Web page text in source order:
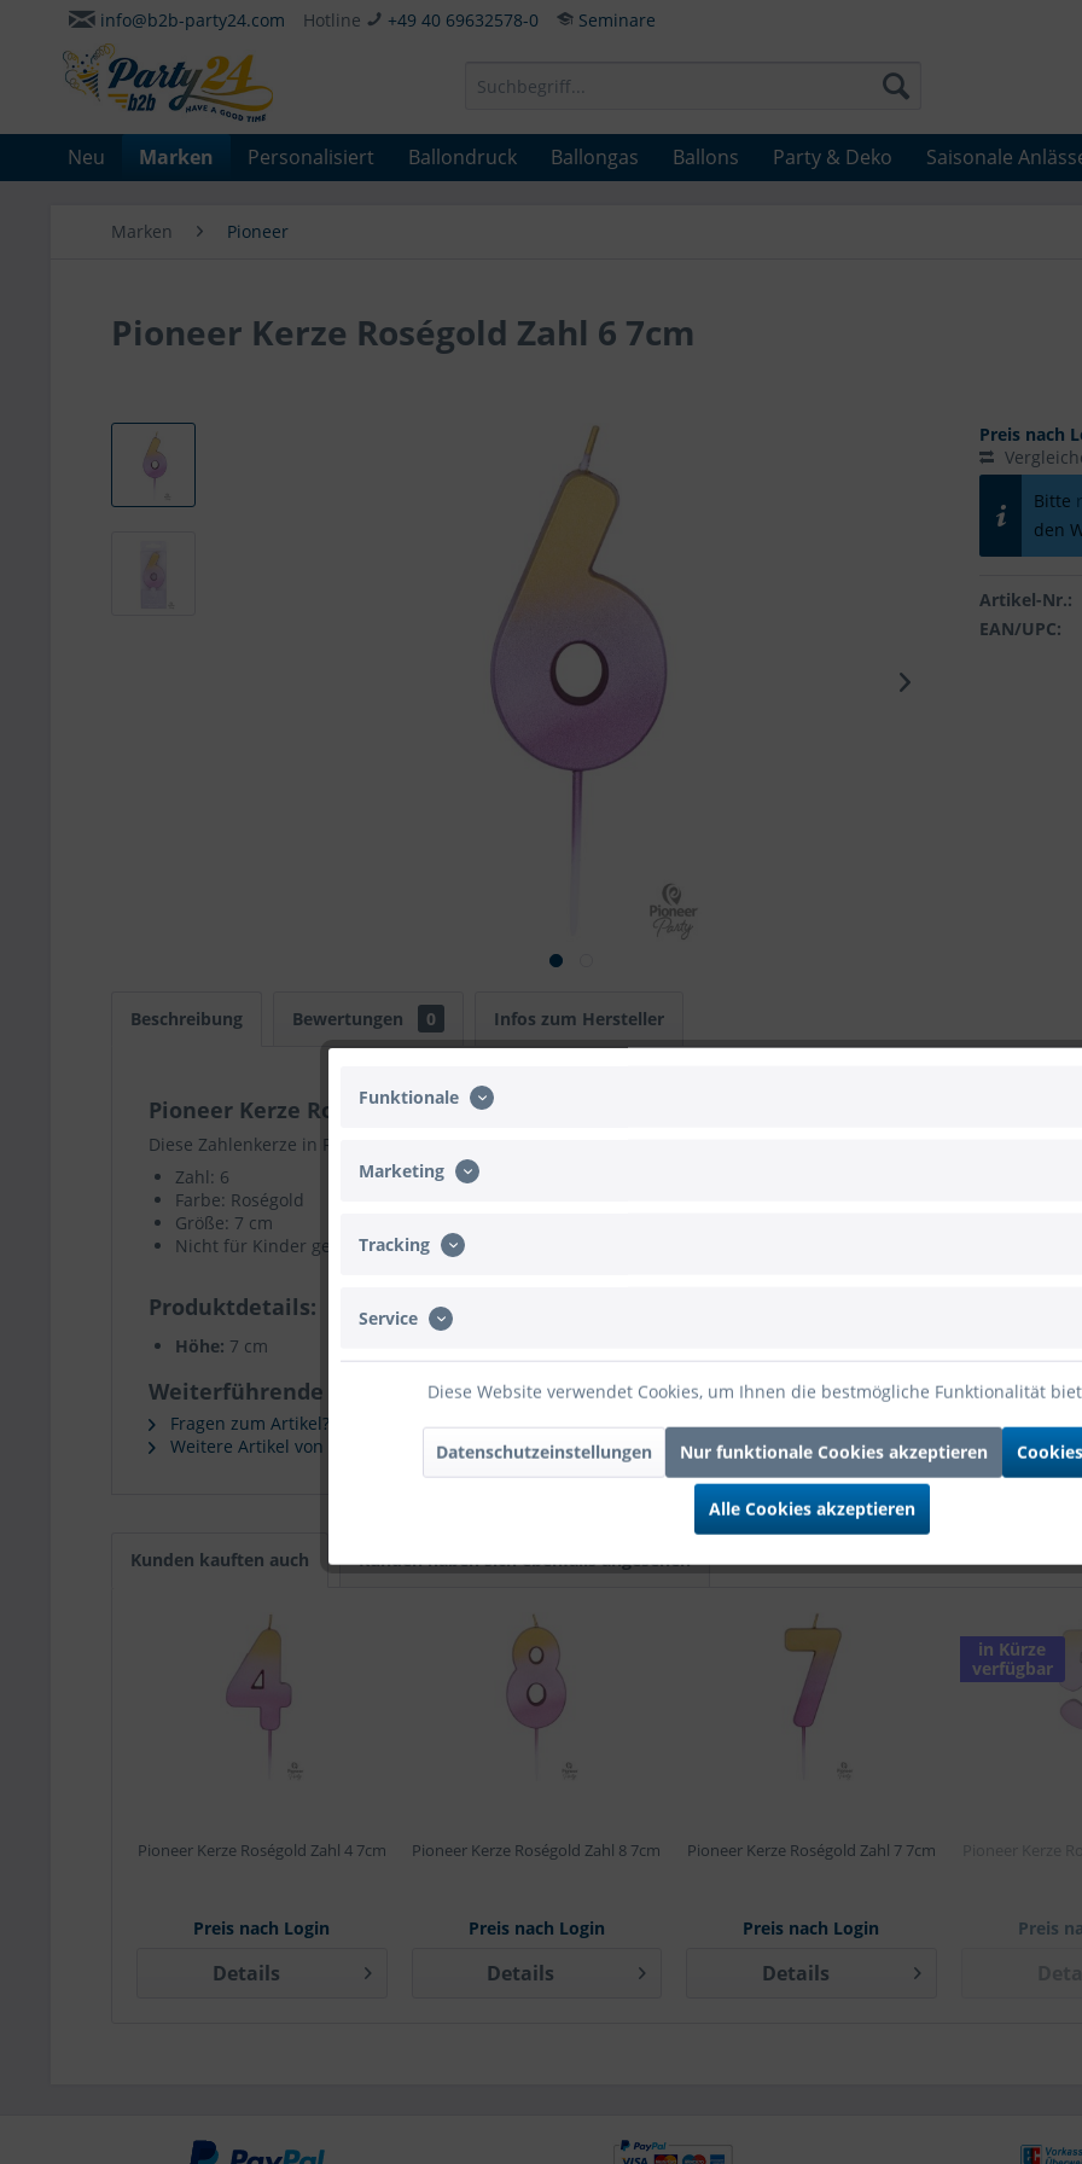
info@b2b-party24.com Hotline +49 40 69632578-0 Seminare
Neu Marken Personalisiert Ballondruck Ballongas Ballons Party & Deko Saisonale
Marken Pioneer
Pioneer Kerze Roségold Zahl 6 7cm
Preis nach
Bitte
den
Artikel-Nr.:
EAN/UPC:
Beschreibung Bewertungen 0 Infos zum Hersteller
Pioneer Kerze Roségold Zahl 6 7cm
Diese Zahlenkerze in Roségold ist ideal für einen Geburtstagskuchen oder eine Geburtstagstorte.
Zahl: 6
Farbe: Roségold
Größe: 7 cm
Nicht für Kinder geeignet. Die Aufsicht durch Erwachsene ist erforderlich
Produktdetails
Höhe: 7 cm
Weiterführende Links zu "Pioneer Kerze Roségold Zahl 6 7cm"
Fragen zum Artikel?
Weitere Artikel von Pioneer
Kunden kauften auch Kunden haben sich ebenfalls angesehen
Pioneer Kerze Roségold Zahl 4 7cm
Preis nach Login
Details
Pioneer Kerze Roségold Zahl 8 7cm
Preis nach Login
Details
Pioneer Kerze Roségold Zahl 7 7cm
Preis nach Login
Details
in Kürze
verfügbar
Pioneer Kerze
Preis
Funktionale
Marketing
Tracking
Service
Diese Website verwendet Cookies, um Ihnen die bestmögliche Funktionalität
Datenschutzeinstellungen Nur funktionale Cookies akzeptieren
Alle Cookies akzeptieren